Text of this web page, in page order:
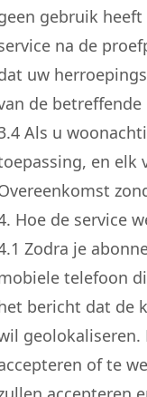
gebruik
na de
uw
de betreffende
4 Als u
en elk
Hoe de service
1 Zodra je
telefoon
bericht dat de
geolokaliseren.
of te